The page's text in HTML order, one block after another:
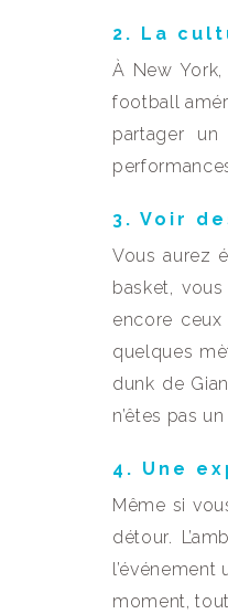
2. La
À New
football
partager
3. Voir
Vous aurez
basket,
encore
quelques
dunk de
n’êtes pas
4. Une
Même si
détour.
moment,